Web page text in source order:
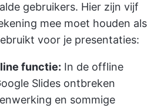
gebruikers. Hier zijn vijf
mee moet houden als
voor je presentaties:
functie: In de offline
Slides ontbreken
en sommige